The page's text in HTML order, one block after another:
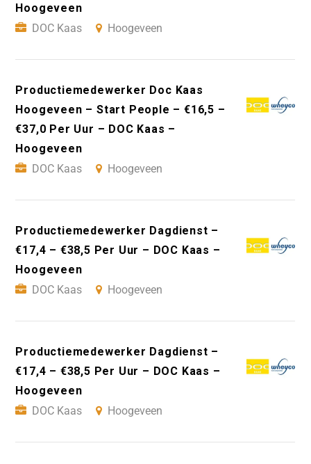
Hoogeveen
DOC Kaas
Hoogeveen
Productiemedewerker Doc Kaas
Hoogeveen – Start People – €16,5 –
€37,0 Per Uur – DOC Kaas –
Hoogeveen
DOC Kaas
Hoogeveen
Productiemedewerker Dagdienst –
€17,4 – €38,5 Per Uur – DOC Kaas –
Hoogeveen
DOC Kaas
Hoogeveen
Productiemedewerker Dagdienst –
€17,4 – €38,5 Per Uur – DOC Kaas –
Hoogeveen
DOC Kaas
Hoogeveen